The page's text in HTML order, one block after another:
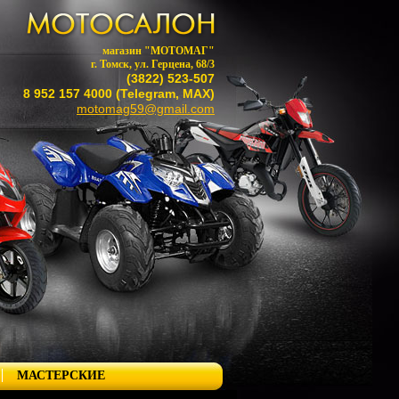
магазин "МОТОМАГ"
г. Томск, ул. Герцена, 68/3
(3822) 523-507
8 952 157 4000 (Telegram, MAX)
motomag59@gmail.com
МАСТЕРСКИЕ